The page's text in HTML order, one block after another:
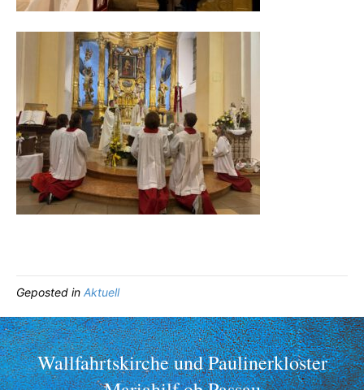
Geposted in Aktuell
Wallfahrtskirche und Paulinerkloster